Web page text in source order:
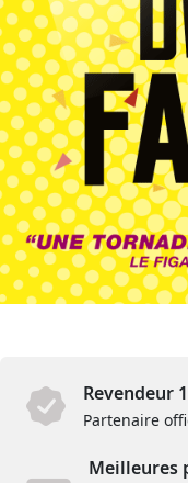
Revendeur
Partenaire
Meilleures